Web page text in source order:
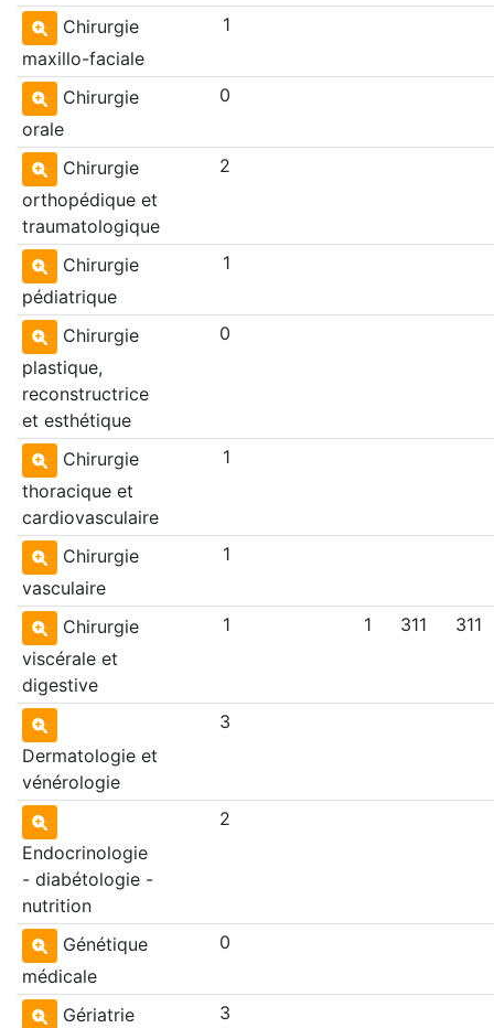
Chirurgie
maxillo-faciale
1
Chirurgie
orale
0
Chirurgie
orthopédique et
traumatologique
2
Chirurgie
pédiatrique
1
Chirurgie
plastique,
reconstructrice
et esthétique
0
Chirurgie
thoracique et
cardiovasculaire
1
Chirurgie
vasculaire
1
Chirurgie
viscérale et
digestive
1 1 311 311
Dermatologie et
vénérologie
3
Endocrinologie
- diabétologie -
nutrition
2
Génétique
médicale
0
Gériatrie 3